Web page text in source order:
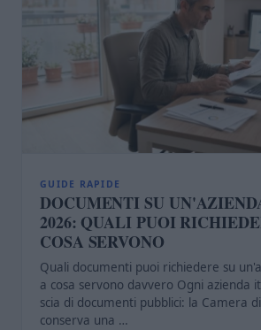
GUIDE RAPIDE
DOCUMENTI SU
2026: QUALI PUOI
COSA SERVONO
Quali documenti puoi richiedere su
a cosa servono davvero Ogni azienda
scia di documenti pubblici: la Camera
conserva una …